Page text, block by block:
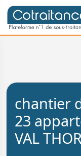
chantier
23
VAL